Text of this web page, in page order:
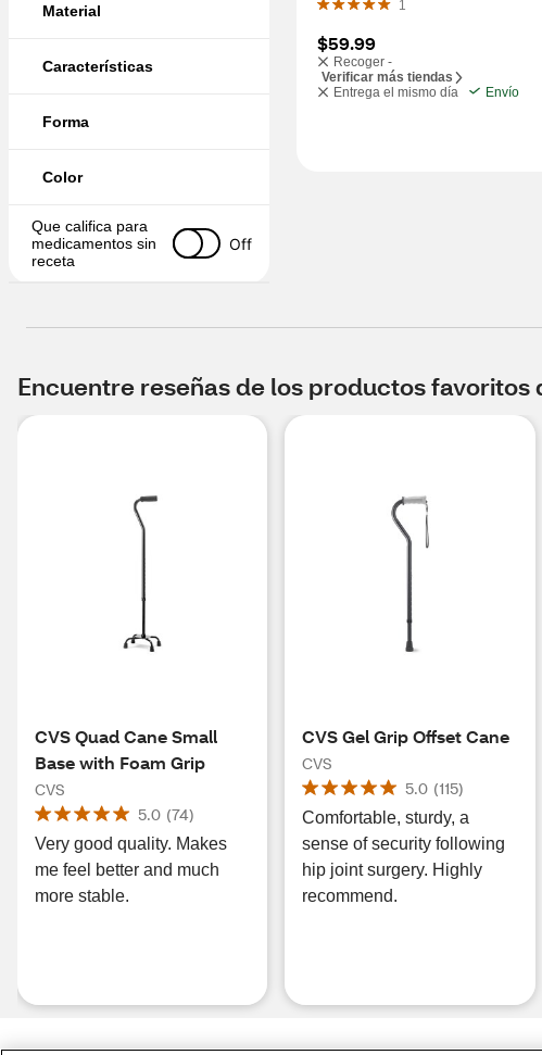
Material
Características
Forma
Color
Que califica para
medicamentos sin
receta
Off
1
$59.99
Recoger -
Verificar más tiendas
Entrega el mismo día
Envío
Encuentre reseñas de los productos favoritos
CVS Quad Cane Small
Base with Foam Grip
CVS
5.0 (74)
Very good quality. Makes
me feel better and much
more stable.
CVS Gel Grip Offset Cane
CVS
5.0 (115)
Comfortable, sturdy, a
sense of security following
hip joint surgery. Highly
recommend.